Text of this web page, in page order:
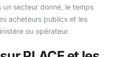
secteur donné, le temps
acheteurs publics et les
ou opérateur.